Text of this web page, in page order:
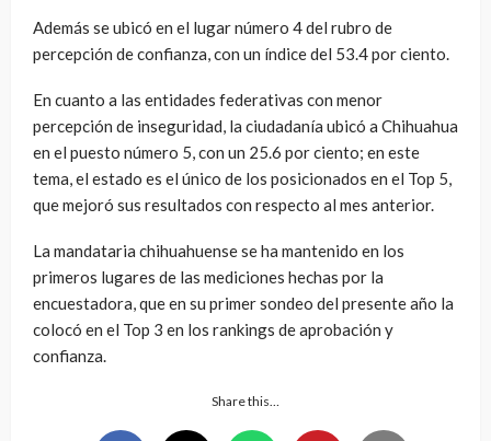
Además se ubicó en el lugar número 4 del rubro de
percepción de confianza, con un índice del 53.4 por ciento.
En cuanto a las entidades federativas con menor
percepción de inseguridad, la ciudadanía ubicó a Chihuahua
en el puesto número 5, con un 25.6 por ciento; en este
tema, el estado es el único de los posicionados en el Top 5,
que mejoró sus resultados con respecto al mes anterior.
La mandataria chihuahuense se ha mantenido en los
primeros lugares de las mediciones hechas por la
encuestadora, que en su primer sondeo del presente año la
colocó en el Top 3 en los rankings de aprobación y
confianza.
Share this…